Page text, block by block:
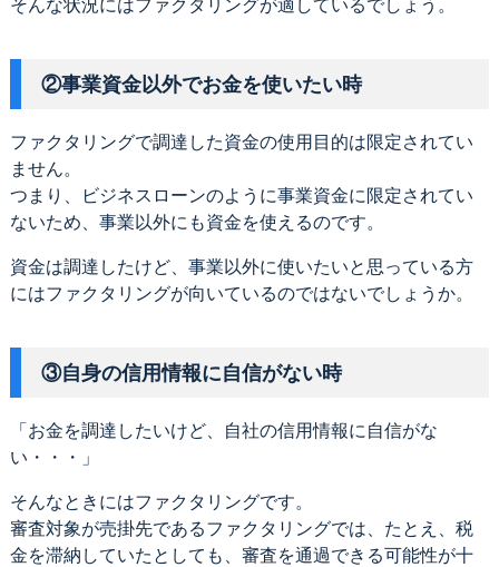
そんな状況にはファクタリングが適しているでしょう。
②事業資金以外でお金を使いたい時
ファクタリングで調達した資金の使用目的は限定されてい
ません。
つまり、ビジネスローンのように事業資金に限定されてい
ないため、事業以外にも資金を使えるのです。
資金は調達したけど、事業以外に使いたいと思っている方
にはファクタリングが向いているのではないでしょうか。
③自身の信用情報に自信がない時
「お金を調達したいけど、自社の信用情報に自信がな
い・・・」
そんなときにはファクタリングです。
審査対象が売掛先であるファクタリングでは、たとえ、税
金を滞納していたとしても、審査を通過できる可能性が十